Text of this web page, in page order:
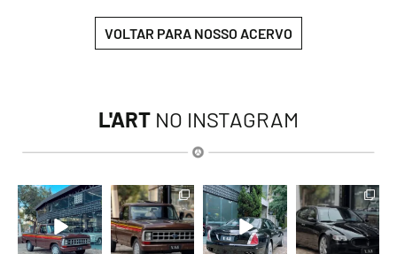
VOLTAR PARA NOSSO ACERVO
L'ART NO INSTAGRAM
lart.br
Ago 7
lart.br
Ago 7
lart.br
Ago 6
lart.br
Ago 6